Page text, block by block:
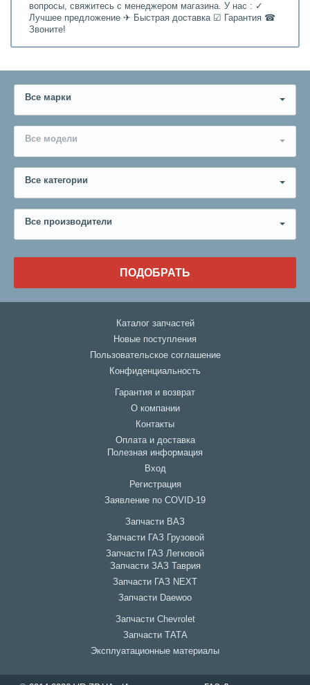
вопросы, свяжитесь с менеджером магазина. У нас : ✓
Лучшее предложение ✈ Быстрая доставка ☑ Гарантия ☎
Звоните!
Все марки
Все модели
Все категории
Все производители
ПОДОБРАТЬ
Каталог запчастей
Новые поступления
Пользовательское соглашение
Конфиденциальность
Гарантия и возврат
О компании
Контакты
Оплата и доставка
Полезная информация
Вход
Регистрация
Заявление по COVID-19
Запчасти ВАЗ
Запчасти ГАЗ Грузовой
Запчасти ГАЗ Легковой
Запчасти ЗАЗ Таврия
Запчасти ГАЗ NEXT
Запчасти Daewoo
Запчасти Chevrolet
Запчасти ТАТА
Эксплуатационные материалы